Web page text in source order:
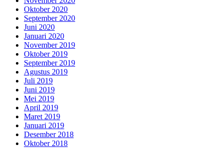
Oktober 2020
September 2020
Juni 2020
Januari 2020
November 2019
Oktober 2019
September 2019
Agustus 2019
Juli 2019
Juni 2019
Mei 2019
April 2019
Maret 2019
Januari 2019
Desember 2018
Oktober 2018